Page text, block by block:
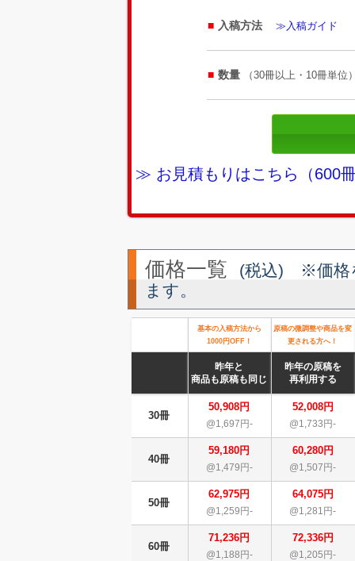
入稿方法 ≫入稿ガイド
数量 （30冊以上・10冊単位
≫ お見積もりはこちら（600
価格一覧
(税込) ※価格
ます。
基本の入稿方法から
1000円OFF！
原稿の微調整や商品を変
更される方へ！
昨年と
商品も原稿も同じ
昨年の原稿を
再利用する
30冊
50,908円
@1,697円-
52,008円
@1,733円-
40冊
59,180円
@1,479円-
60,280円
@1,507円-
50冊
62,975円
@1,259円-
64,075円
@1,281円-
60冊
71,236円
@1,188円-
72,336円
@1,205円-